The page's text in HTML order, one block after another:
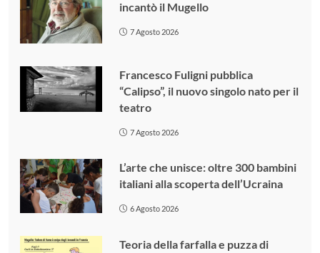
incantò il Mugello
7 Agosto 2026
Francesco Fuligni pubblica
“Calipso”, il nuovo singolo nato per il
teatro
7 Agosto 2026
L’arte che unisce: oltre 300 bambini
italiani alla scoperta dell’Ucraina
6 Agosto 2026
Teoria della farfalla e puzza di